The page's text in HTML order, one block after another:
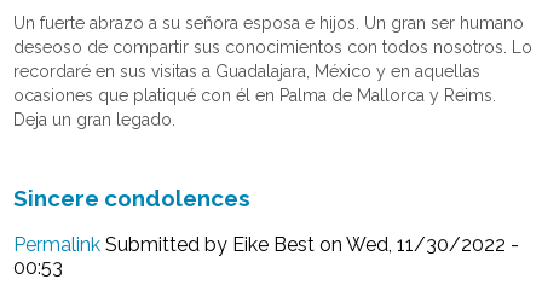
Un fuerte abrazo a su señora esposa e hijos. Un gran ser humano
deseoso de compartir sus conocimientos con todos nosotros. Lo
recordaré en sus visitas a Guadalajara, México y en aquellas
ocasiones que platiqué con él en Palma de Mallorca y Reims.
Deja un gran legado.
Sincere condolences
Permalink Submitted by Eike Best on Wed, 11/30/2022 -
00:53